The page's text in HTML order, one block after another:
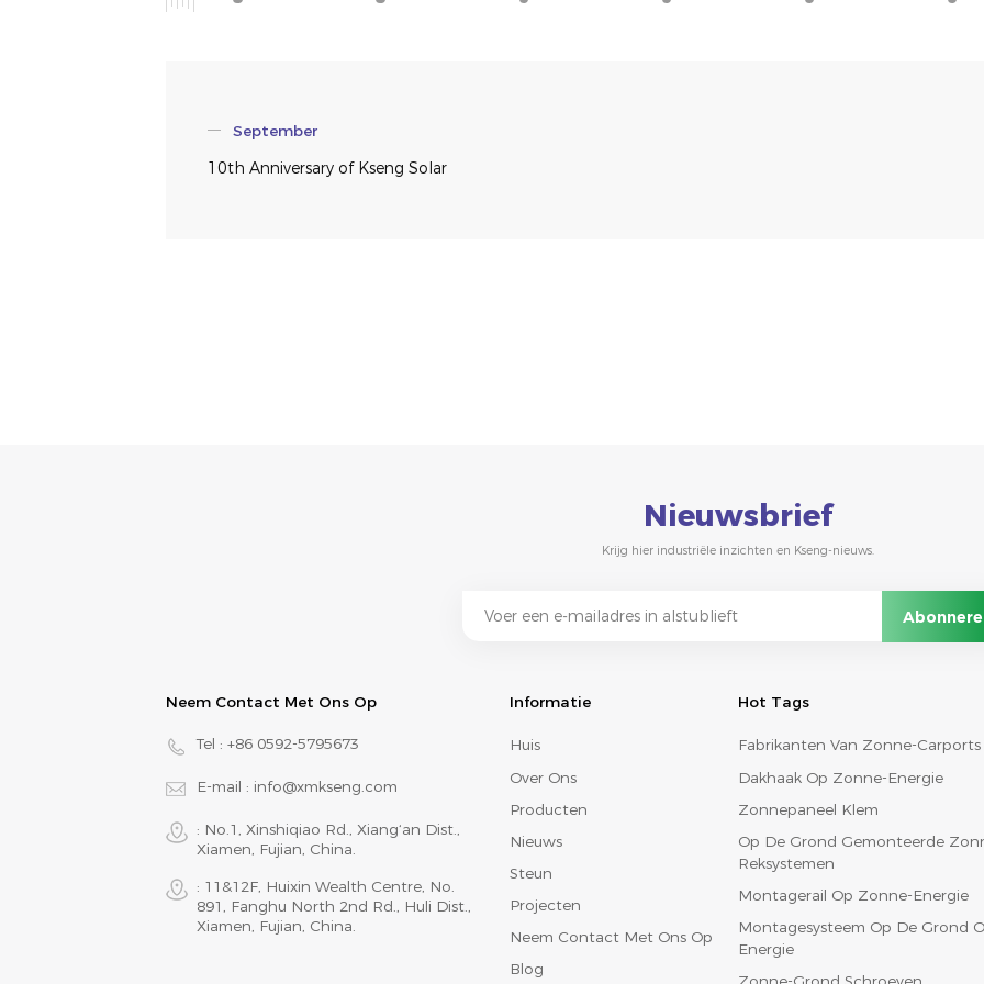
September
10th Anniversary of Kseng Solar
Nieuwsbrief
Krijg hier industriële inzichten en Kseng-nieuws.
Neem Contact Met Ons Op
Tel : +86 0592-5795673
E-mail : info@xmkseng.com
: No.1, Xinshiqiao Rd., Xiang‘an Dist.,
Xiamen, Fujian, China.
: 11&12F, Huixin Wealth Centre, No.
891, Fanghu North 2nd Rd., Huli Dist.,
Xiamen, Fujian, China.
Informatie
Huis
Over Ons
Producten
Nieuws
Steun
Projecten
Neem Contact Met Ons Op
Blog
Hot Tags
Fabrikanten Van Zonne-Carports
Dakhaak Op Zonne-Energie
Zonnepaneel Klem
Op De Grond Gemonteerde
Reksystemen
Montagerail Op Zonne-Energie
Montagesysteem Op De Grond
Energie